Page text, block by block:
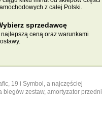
z całej Polski.
sprzedawcę
najlepszą ceną oraz warunkami
19 i Symbol, a najczęściej
zestaw, amortyzator przedni